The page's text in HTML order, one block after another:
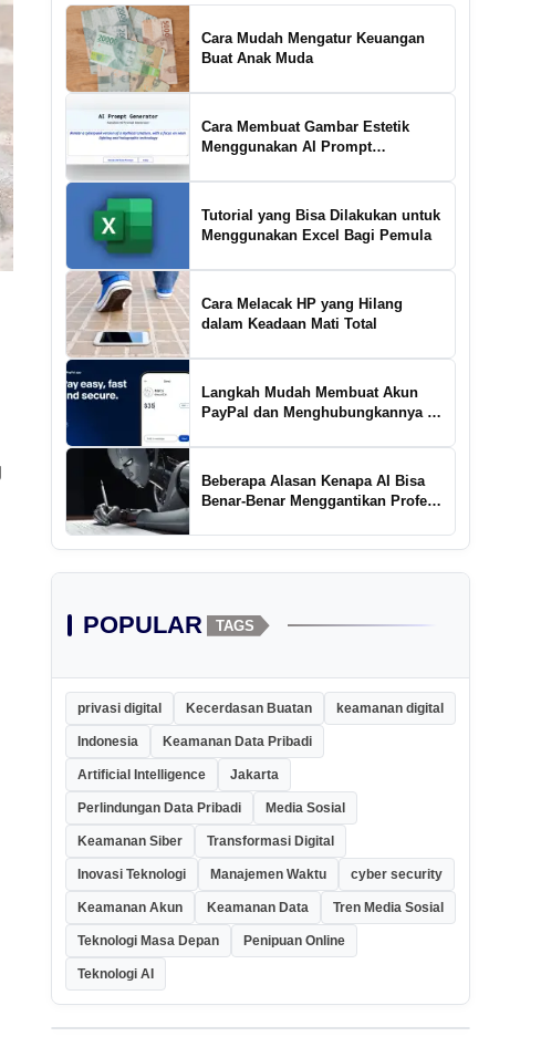
Cara Mudah Mengatur Keuangan
Buat Anak Muda
Cara Membuat Gambar Estetik
Menggunakan AI Prompt
Tutorial yang Bisa Dilakukan untuk
Menggunakan Excel Bagi Pemula
Cara Melacak HP yang Hilang
dalam Keadaan Mati Total
Langkah Mudah Membuat Akun
PayPal dan Menghubungkannya ke
Beberapa Alasan Kenapa AI Bisa
Benar-Benar Menggantikan Profesi
POPULAR TAGS
privasi digital Kecerdasan Buatan keamanan digital
Indonesia Keamanan Data Pribadi
Artificial Intelligence Jakarta
Perlindungan Data Pribadi Media Sosial
Keamanan Siber Transformasi Digital
Inovasi Teknologi Manajemen Waktu cyber security
Keamanan Akun Keamanan Data Tren Media Sosial
Teknologi Masa Depan Penipuan Online
Teknologi AI